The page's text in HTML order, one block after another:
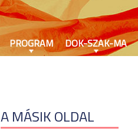
A MÁSIK OLDAL
PROGRAM DOK-SZAK-MA